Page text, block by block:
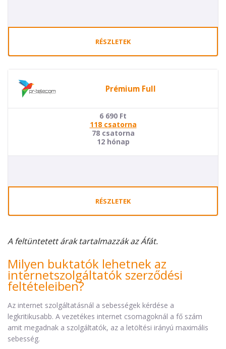
RÉSZLETEK
Prémium Full
6 690 Ft
118 csatorna
78 csatorna
12 hónap
RÉSZLETEK
A feltüntetett árak tartalmazzák az Áfát.
Milyen buktatók lehetnek az
internetszolgáltatók szerződési
feltételeiben?
Az internet szolgáltatásnál a sebességek kérdése a
legkritikusabb. A vezetékes internet csomagoknál a fő szám
amit megadnak a szolgáltatók, az a letöltési irányú maximális
sebesség.